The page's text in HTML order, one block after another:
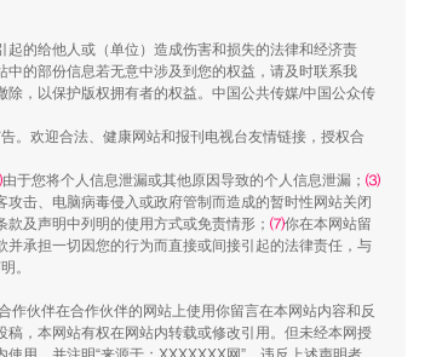
“谁都不怕”的他落马了
的给他人或（单位）造成伤害和损失的法律和经济责
的部份信息若无意中涉及到您的权益，请及时联系我
，以保护版权拥有者的权益。中国公共传媒/中国公众传
。欢迎合法、健康网站和报刊电视台友情链接，授权合
由于您将个人信息泄漏或其他原因导致的个人信息泄漏； ⑶
攻击、电脑病毒侵入或政府管制而造成的暂时性网站关闭
款及声明中列明的使用方式或免责情形； ⑺你在本网站留
承担一切因您的行为而直接或间接引起的法律责任，与
。
作伙伴在合作伙伴的网站上使用你留言在本网站内容和反
，本网站有权在网站内转载或修改引用。但未经本网授